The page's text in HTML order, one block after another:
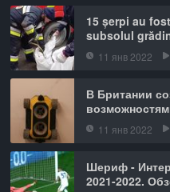
15 șerpi au
subsolul
11 янв 2022
В Британии
11 янв 2022
Шериф -
2021-2022.